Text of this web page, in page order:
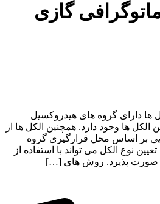
گازی
ها دارای گروه های هیدروکسیل
الکل ها وجود دارد. همچنین الکل ها از
بر اساس محل قرارگیری گروه
نوع الکل می تواند با استفاده از
صورت پذیرد. روش های […]